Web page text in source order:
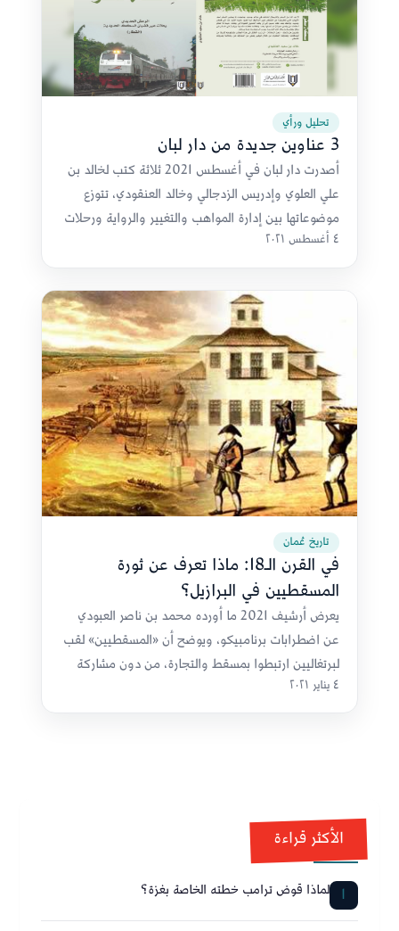
تحليل ورأي
3 عناوين جديدة من دار لبان
أصدرت دار لبان في أغسطس 2021 ثلاثة كتب لخالد بن
علي العلوي وإدريس الزدجالي وخالد العنقودي، تتوزع
موضوعاتها بين إدارة المواهب والتغيير والرواية ورحلات
القطارات.
٤ أغسطس ٢٠٢١
تاريخ عُمان
في القرن الـ18: ماذا تعرف عن ثورة
المسقطيين في البرازيل؟
يعرض أرشيف 2021 ما أورده محمد بن ناصر العبودي
عن اضطرابات برنامبيكو، ويوضح أن «المسقطيين» لقب
لبرتغاليين ارتبطوا بمسقط والتجارة، من دون مشاركة
عمانية أو عربية في الثورة.
٤ يناير ٢٠٢١
الأكثر قراءة
1 لماذا قوض ترامب خطته الخاصة بغزة؟